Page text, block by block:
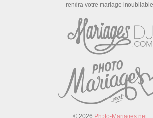
rendra votre mariage inoubliable.
© 2026 Photo-Mariages.net